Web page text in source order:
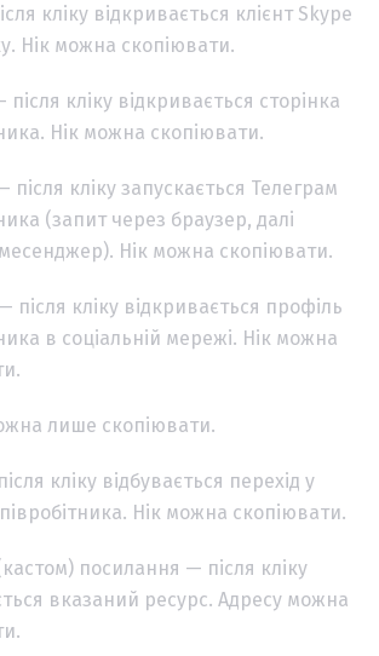
кліку відкривається клієнт Skype
Нік можна скопіювати.
кліку відкривається сторінка
Нік можна скопіювати.
після кліку запускається Телеграм
(запит через браузер, далі
месенджер). Нік можна скопіювати.
після кліку відкривається профіль
в соціальній мережі. Нік можна
лише скопіювати.
кліку відбувається перехід у
Нік можна скопіювати.
посилання — після кліку
вказаний ресурс. Адресу можна